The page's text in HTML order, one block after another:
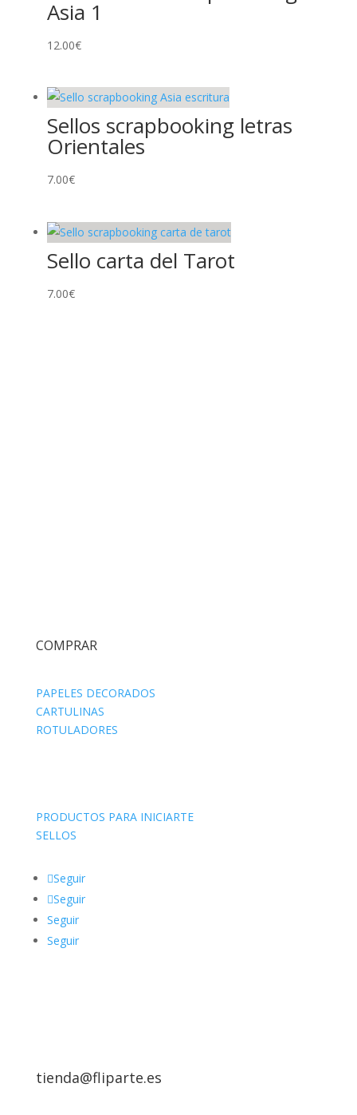
Asia 1
12.00€
Sellos scrapbooking letras
Orientales
7.00€
Sello carta del Tarot
7.00€
COMPRAR
PAPELES DECORADOS
CARTULINAS
ROTULADORES
PRODUCTOS PARA INICIARTE
SELLOS
Seguir
Seguir
Seguir
Seguir
tienda@fliparte.es